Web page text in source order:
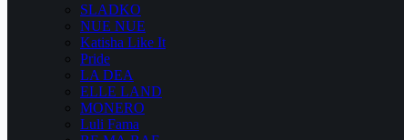
SLADKO
NUE NUE
Katisha Like It
Pride
LA DEA
ELLE LAND
MONERO
Luli Fama